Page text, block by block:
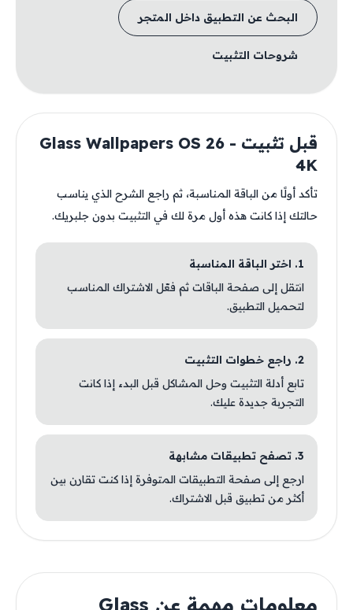
البحث عن التطبيق داخل المتجر
شروحات التثبيت
قبل تثبيت Glass Wallpapers OS 26 -
4K
تأكد أولًا من الباقة المناسبة، ثم راجع الشرح الذي يناسب
حالتك إذا كانت هذه أول مرة لك في التثبيت بدون جلبريك.
1. اختر الباقة المناسبة
انتقل إلى صفحة الباقات ثم فعّل الاشتراك المناسب
لتحميل التطبيق.
2. راجع خطوات التثبيت
تابع أدلة التثبيت وحل المشاكل قبل البدء إذا كانت
التجربة جديدة عليك.
3. تصفح تطبيقات مشابهة
ارجع إلى صفحة التطبيقات المتوفرة إذا كنت تقارن بين
أكثر من تطبيق قبل الاشتراك.
معلومات مهمة عن Glass